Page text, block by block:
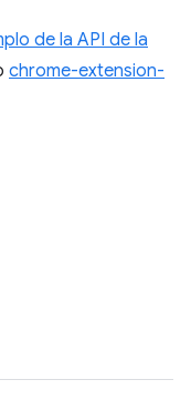
de la API de la
chrome-extension-